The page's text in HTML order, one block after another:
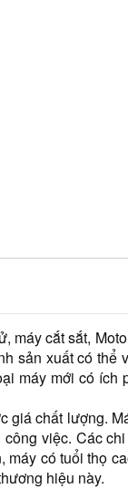
máy cắt sắt,
sản xuất có thể
máy mới có ích
chất lượng.
việc. Các
có tuổi thọ
hiệu này.